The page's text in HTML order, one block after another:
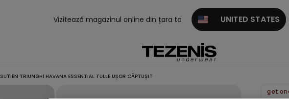
Vizitează magazinul online din țara ta UNITED STATES
SUTIEN TRIUNGHI HAVANA ESSENTIAL TULLE UȘOR CĂPTUȘIT